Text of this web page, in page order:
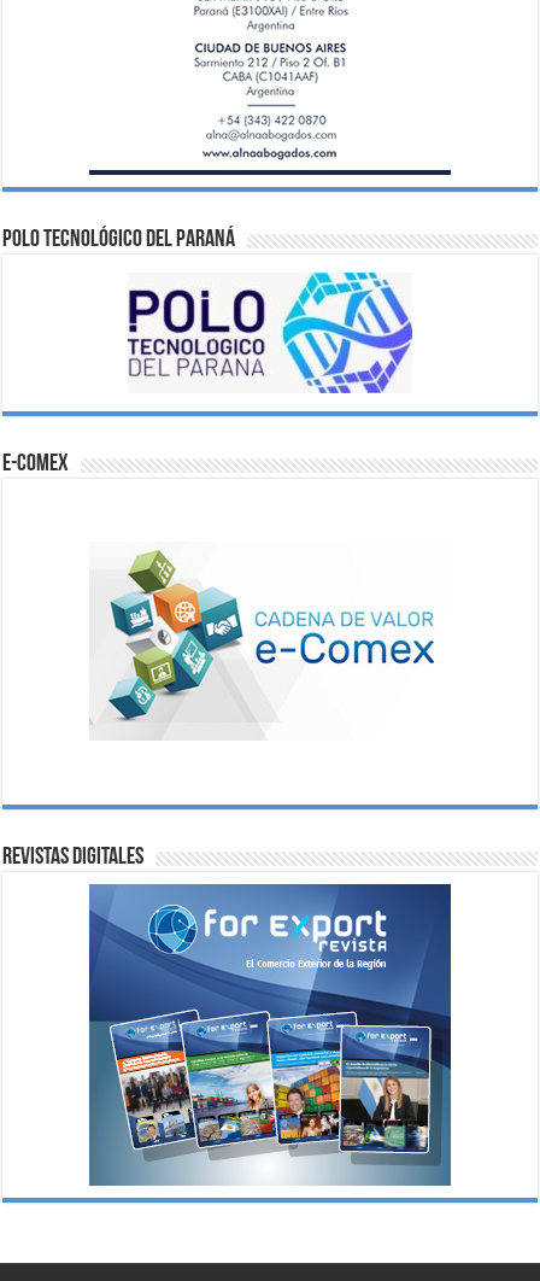
Polo Tecnológico del Paraná
e-comex
Revistas digitales